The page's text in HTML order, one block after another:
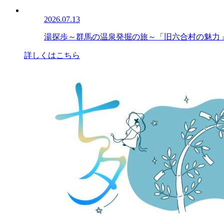
2026.07.13
湯探歩～群馬の温泉発掘の旅～「旧六合村の魅力
詳しくはこちら